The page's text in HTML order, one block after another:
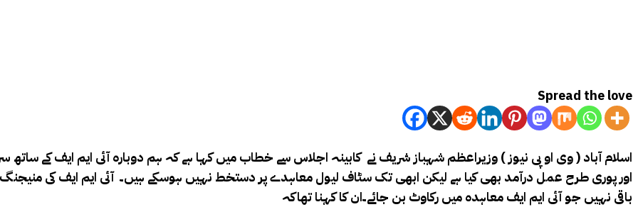
Spread the love
اسلام آباد ( وی او پی نیوز ) وزیراعظم شہباز شریف نے کابینہ اجلاس سے خطاب میں کہا ہے کہ ہم دوبارہ آئی ایم ایف کے ساتھ
اور پوری طرح عمل درآمد بھی کیا ہے لیکن ابھی تک سٹاف لیول معاہدے پر دستخط نہیں ہوسکے ہیں۔ آئی ایم ایف کی منیجنگ
باقی نہیں جو آئی ایم ایف معاہدہ میں رکاوٹ بن جائے۔ان کا کہنا تھاکہ